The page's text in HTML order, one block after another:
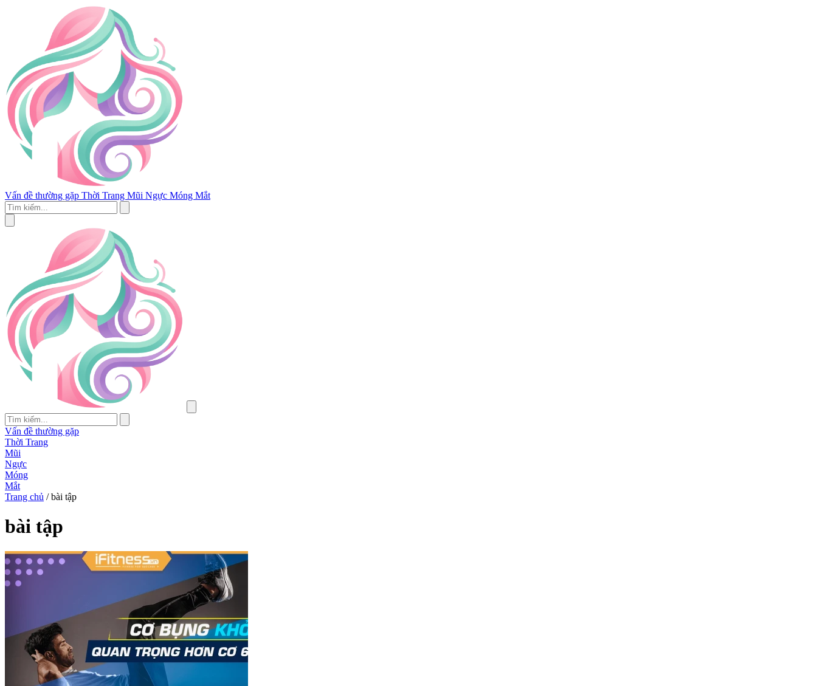
Vấn đề thường gặp Thời Trang Mũi Ngực Móng Mắt
Vấn đề thường gặp
Thời Trang
Mũi
Ngực
Móng
Mắt
Trang chủ / bài tập
bài tập